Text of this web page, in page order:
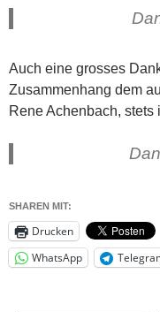
Auch eine grosses
Zusammenhang dem
Rene Achenbach, stets
SHAREN MIT:
Drucken
WhatsApp